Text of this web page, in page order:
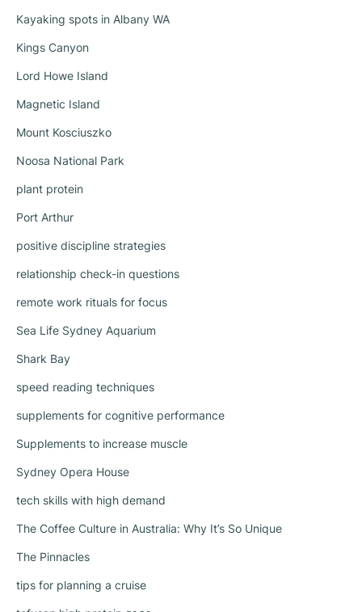
Kayaking spots in Albany WA
Kings Canyon
Lord Howe Island
Magnetic Island
Mount Kosciuszko
Noosa National Park
plant protein
Port Arthur
positive discipline strategies
relationship check-in questions
remote work rituals for focus
Sea Life Sydney Aquarium
Shark Bay
speed reading techniques
supplements for cognitive performance
Supplements to increase muscle
Sydney Opera House
tech skills with high demand
The Coffee Culture in Australia: Why It’s So Unique
The Pinnacles
tips for planning a cruise